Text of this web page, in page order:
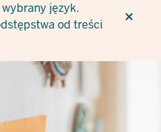
język.
od treści